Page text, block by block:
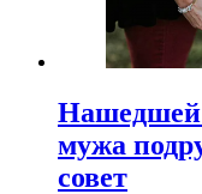
Нашедшей
мужа
совет